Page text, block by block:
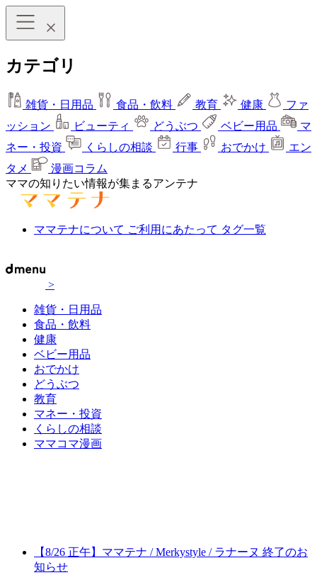
カテゴリ
雑貨・日用品 食品・飲料 教育 健康
ファ
ッション
ビューティ どうぶつ ベビー用品
マ
ネー・投資
くらしの相談 行事 おでかけ
エン
タメ
漫画コラム
ママの知りたい情報が集まるアンテナ
ママテナについて ご利用にあたって タグ一覧
>
雑貨・日用品
食品・飲料
健康
ベビー用品
おでかけ
どうぶつ
教育
マネー・投資
くらしの相談
ママコマ漫画
【8/26 正午】ママテナ / Merkystyle / ラナーヌ 終了のお
知らせ